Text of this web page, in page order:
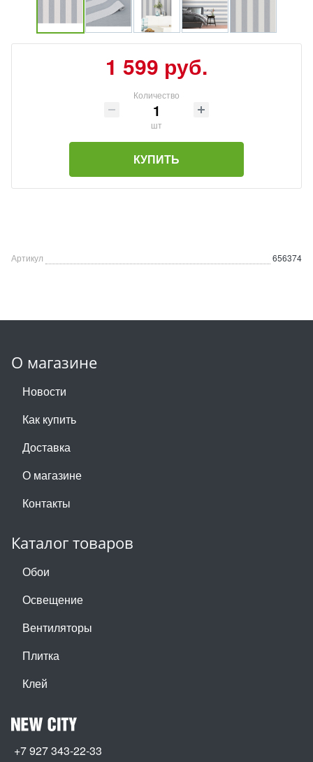
1 599 руб.
Количество
шт
КУПИТЬ
Артикул 656374
О магазине
Новости
Как купить
Доставка
О магазине
Контакты
Каталог товаров
Обои
Освещение
Вентиляторы
Плитка
Клей
+7 927 343-22-33